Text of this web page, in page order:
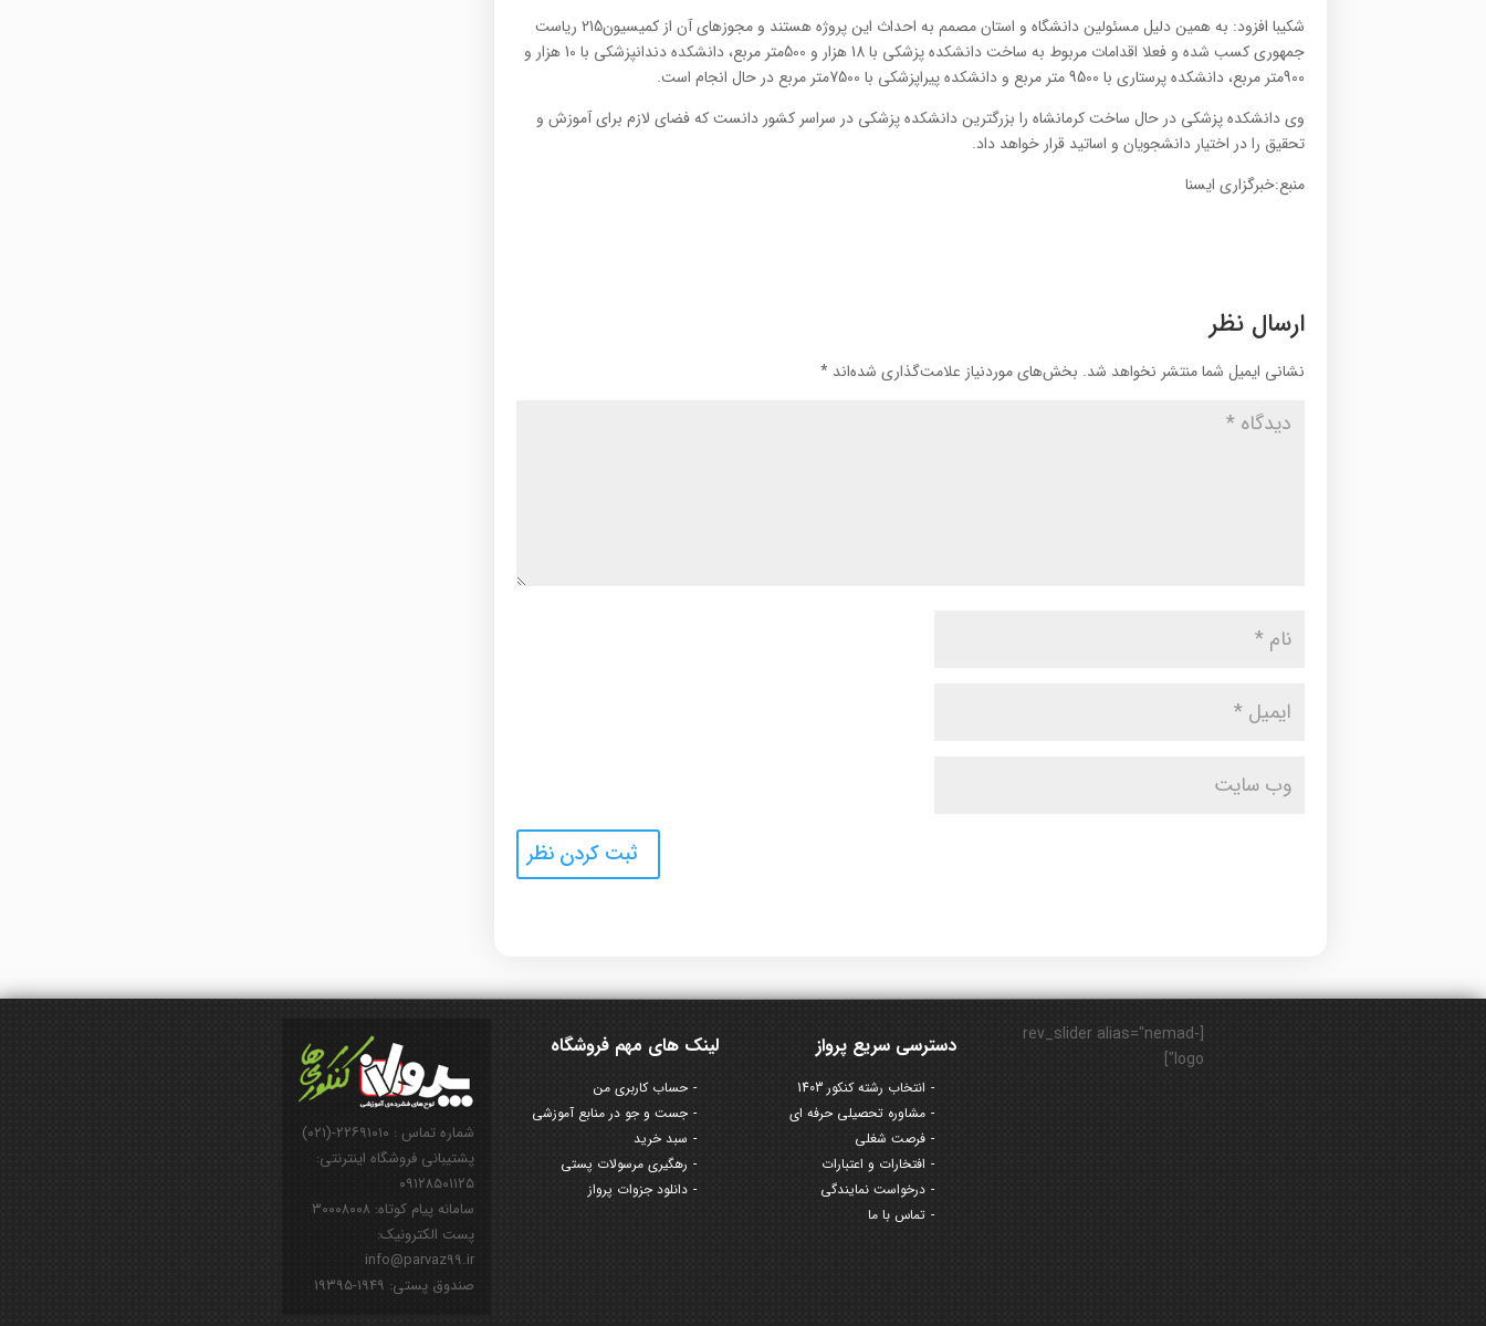
شکیبا افزود: به همین دلیل مسئولین دانشگاه و استان مصمم به احداث این پروژه هستند و مجوزهای آن از کمیسیون215 ریاست
جمهوری کسب شده و فعلا اقدامات مربوط به ساخت دانشکده پزشکی با 18 هزار و 500متر مربع، دانشکده دندانپزشکی با 10 هزار و
900متر مربع، دانشکده پرستاری با 9500 متر مربع و دانشکده پیراپزشکی با 7500متر مربع در حال انجام است.
وی دانشکده پزشکی در حال ساخت کرمانشاه را بزرگترین دانشکده پزشکی در سراسر کشور دانست که فضای لازم برای آموزش و
تحقیق را در اختیار دانشجویان و اساتید قرار خواهد داد.
منبع:خبرگزاری ایسنا
ارسال نظر
نشانی ایمیل شما منتشر نخواهد شد. بخش‌های موردنیاز علامت‌گذاری شده‌اند*
شماره تماس : ۲۲۶۹۱۰۱۰-(۰۲۱)
پشتیبانی فروشگاه اینترنتی:
۰۹۱۲۸۵۰۱۱۲۵
سامانه پیام کوتاه: ۳۰۰۰۸۰۰۸
پست الکترونیک:
info@parvaz99.ir
صندوق پستی: ۱۹۴۹-۱۹۳۹۵
لینک های مهم فروشگاه
حساب کاربری من
جست و جو در منابع آموزشی
سبد خرید
رهگیری مرسولات پستی
دانلود جزوات پرواز
دسترسی سریع پرواز
انتخاب رشته کنکور 1403
مشاوره تحصیلی حرفه ای
فرصت شغلی
افتخارات و اعتبارات
درخواست نمایندگی
تماس با ما
[rev_slider alias="nemad-
logo"]